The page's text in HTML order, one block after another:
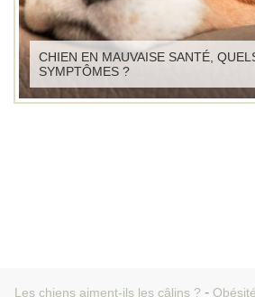
CHIEN EN MAUVAISE SANTÉ,
SYMPTÔMES ?
Les chiens aiment-ils les câlins ?